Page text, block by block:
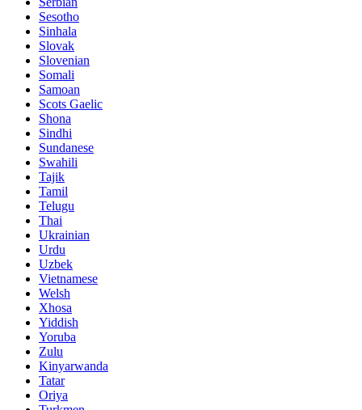
Sesotho
Sinhala
Slovak
Slovenian
Somali
Samoan
Scots Gaelic
Shona
Sindhi
Sundanese
Swahili
Tajik
Tamil
Telugu
Thai
Ukrainian
Urdu
Uzbek
Vietnamese
Welsh
Xhosa
Yiddish
Yoruba
Zulu
Kinyarwanda
Tatar
Oriya